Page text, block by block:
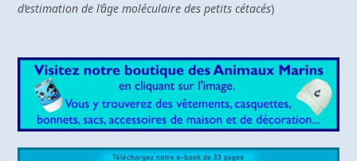
d’estimation de l’âge moléculaire des petits cétacés)